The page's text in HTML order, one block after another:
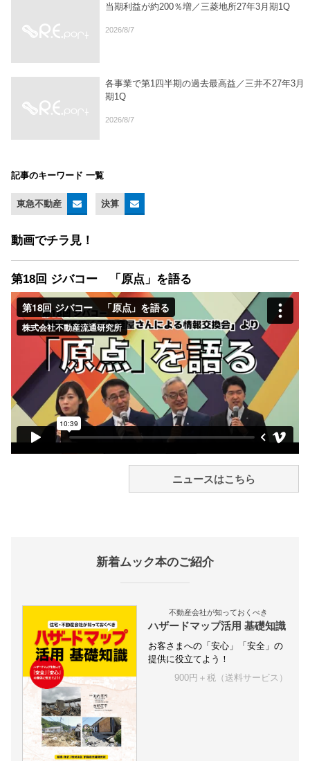
当期利益が約200％増／三菱地所27年3月期1Q
2026/8/7
各事業で第1四半期の過去最高益／三井不27年3月
期1Q
2026/8/7
記事のキーワード 一覧
東急不動産 決算
動画でチラ見！
第18回 ジバコー 「原点」を語る
ニュースはこちら
新着ムック本のご紹介
不動産会社が知っておくべき
ハザードマップ活用 基礎知識
お客さまへの「安心」「安全」の
提供に役立てよう！
900円＋税（送料サービス）